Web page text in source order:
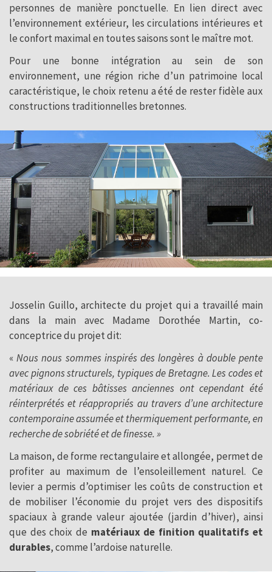
personnes de manière ponctuelle. En lien direct avec
l’environnement extérieur, les circulations intérieures et
le confort maximal en toutes saisons sont le maître mot.
Pour une bonne intégration au sein de son
environnement, une région riche d’un patrimoine local
caractéristique, le choix retenu a été de rester fidèle aux
constructions traditionnelles bretonnes.
Josselin Guillo, architecte du projet qui a travaillé main
dans la main avec Madame Dorothée Martin, co-
conceptrice du projet dit:
«Nous nous sommes inspirés des longères à double pente
avec pignons structurels, typiques de Bretagne. Les codes et
matériaux de ces bâtisses anciennes ont cependant été
réinterprétés et réappropriés au travers d’une architecture
contemporaine assumée et thermiquement performante, en
recherche de sobriété et de finesse. »
La maison, de forme rectangulaire et allongée, permet de
profiter au maximum de l’ensoleillement naturel. Ce
levier a permis d’optimiser les coûts de construction et
de mobiliser l’économie du projet vers des dispositifs
spaciaux à grande valeur ajoutée (jardin d’hiver), ainsi
que des choix de matériaux de finition qualitatifs et
durables, comme l’ardoise naturelle.